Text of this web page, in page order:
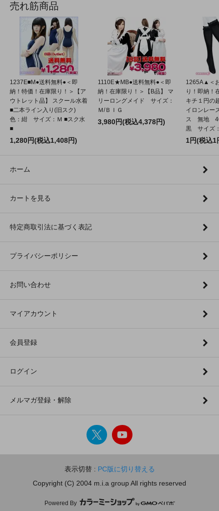
売れ筋商品
1237E■M●送料無料●＜即
納！特価！在庫限り！＞【ア
ウトレット品】 スクール水着
■二本ライン入り(旧スク)
色：紺 サイズ：Ｍ ■スク水
■
1,280円(税込1,408円)
1110E★MB●送料無料●＜即
納！在庫限り！＞【B品】 マ
リーロングメイド サイズ：
Ｍ/ＢＩＧ
3,980円(税込4,378円)
1265A▲＜
り！即納！
キチ１円の
イロンレー
ス 無地
黒 サイズ
1円(税込1
ホーム
カートを見る
特定商取引法に基づく表記
プライバシーポリシー
お問い合わせ
マイアカウント
会員登録
ログイン
メルマガ登録・解除
表示切替 : PC版に切り替える
Copyright (C) 2004 m.i.a group All rights reserved
Powered By